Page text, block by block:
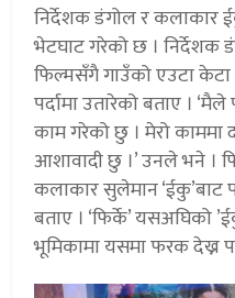
निर्देशक डंगोल र कलाकार
भेटघाट गरेको छ । निर्देशक
फिल्मसँगै गाउँको एउटा
पर्दामा उतारेको बताए ।
काम गरेको छु । मेरो काममा
आशावादी छु ।’ उनले भने ।
कलाकार सुलेमान ‘ईकु’बाट
बताए । ‘फिर्के’ यसअघिको
भूमिकामा यसमा फरक देख्न